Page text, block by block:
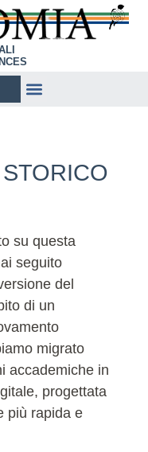
su questa
seguito
del
di un
migrato
accademiche in
progettata
più rapida e